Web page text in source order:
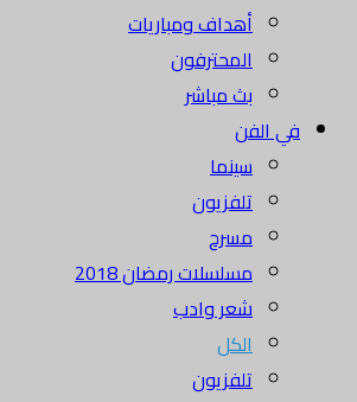
أهداف ومباريات
المحترفون
بث مباشر
في الفن
سينما
تلفزيون
مسرح
مسلسلات رمضان 2018
شعر وادب
الكل
تلفزيون